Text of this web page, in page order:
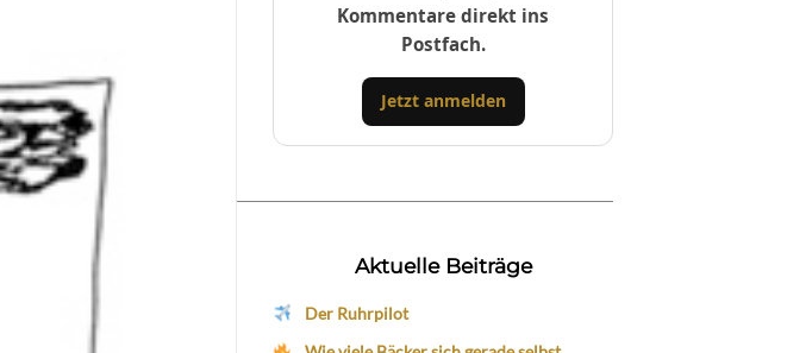
Kommentare direkt ins
Postfach.
Jetzt anmelden
Aktuelle Beiträge
Der Ruhrpilot